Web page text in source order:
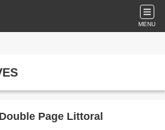
MENU
Page Littoral